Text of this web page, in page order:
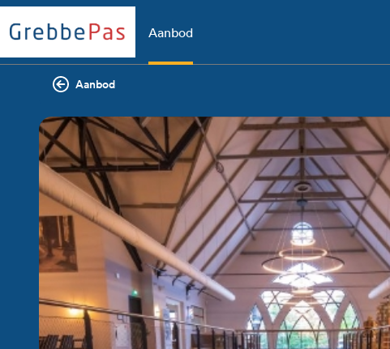
Aanbod
Aanbod